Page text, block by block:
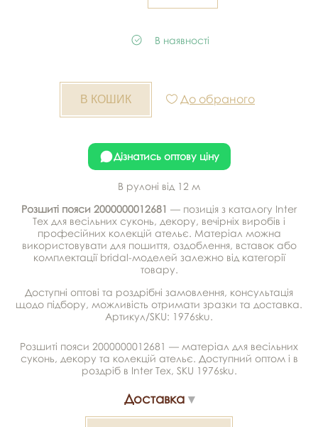
В наявності
До обраного
Дізнатись оптову ціну
В рулоні від 12 м
Розшиті пояси 2000000012681 — позиція з каталогу Inter
Tex для весільних суконь, декору, вечірніх виробів і
професійних колекцій ательє. Матеріал можна
використовувати для пошиття, оздоблення, вставок або
комплектації bridal-моделей залежно від категорії
товару.
Доступні оптові та роздрібні замовлення, консультація
щодо підбору, можливість отримати зразки та доставка.
Артикул/SKU: 1976sku.
Розшиті пояси 2000000012681 — матеріал для весільних
суконь, декору та колекцій ательє. Доступний оптом і в
роздріб в Inter Tex, SKU 1976sku.
Доставка